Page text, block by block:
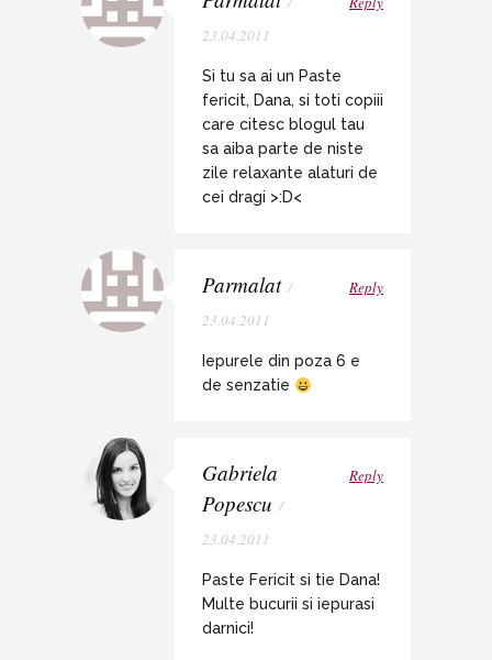
23.04.2011
Si tu sa ai un Paste
fericit, Dana, si toti copiii
care citesc blogul tau
sa aiba parte de niste
zile relaxante alaturi de
cei dragi >:D<
Parmalat /
23.04.2011
Reply
Iepurele din poza 6 e
de senzatie
Gabriela
Popescu /
23.04.2011
Reply
Paste Fericit si tie Dana!
Multe bucurii si iepurasi
darnici!